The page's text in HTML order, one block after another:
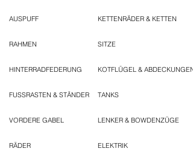
AUSPUFF
RAHMEN
HINTERRADFEDERUNG
FUSSRASTEN & STÄNDER
VORDERE GABEL
RÄDER
KETTENRÄDER & KETTEN
SITZE
KOTFLÜGEL & ABDECKUNGEN
TANKS
LENKER & BOWDENZÜGE
ELEKTRIK